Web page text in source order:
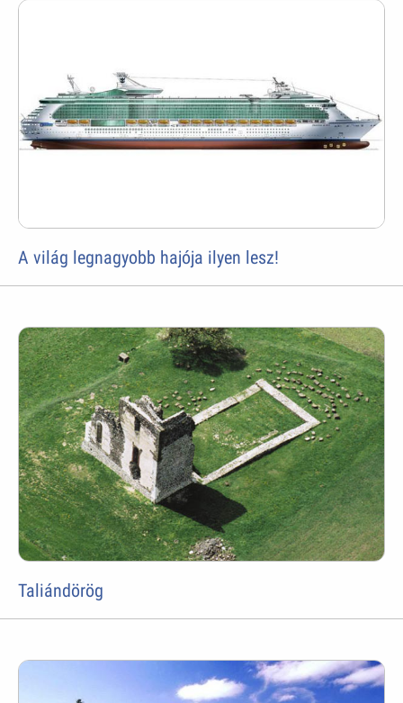
A világ legnagyobb hajója ilyen lesz!
Taliándörög